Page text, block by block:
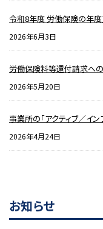
令和8年度 労働保険の年
2026年6月3日
労働保険料等還付請求へ
2026年5月20日
事業所の「アクティブ／イ
2026年4月24日
お知らせ